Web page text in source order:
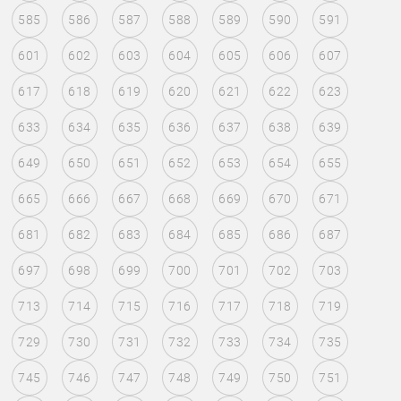
585 586 587 588 589 590 591
601 602 603 604 605 606 607
617 618 619 620 621 622 623
633 634 635 636 637 638 639
649 650 651 652 653 654 655
665 666 667 668 669 670 671
681 682 683 684 685 686 687
697 698 699 700 701 702 703
713 714 715 716 717 718 719
729 730 731 732 733 734 735
745 746 747 748 749 750 751